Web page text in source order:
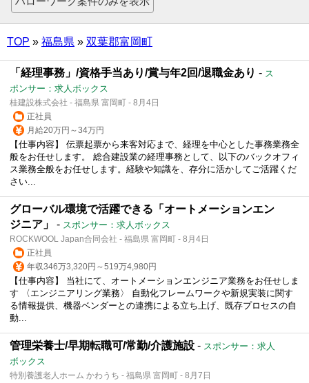
TOP » 福島県 » 双葉郡富岡町
「経理事務」/資格手当あり/賞与年2回/退職金あり - ス
ポンサー：求人ボックス
桂建設株式会社 - 福島県 富岡町 - 8月4日
正社員
月給20万円～34万円
【仕事内容】 伝票起票から来客対応まで、経理を中心とした事務業務全
般をお任せします。 総合建設業の経理事務として、以下のバックオフィ
ス業務全般をお任せします。経験や知識を、存分に活かしてご活躍くだ
さい...
グローバル環境で活躍できる「オートメーションエン
ジニア」
- スポンサー：求人ボックス
ROCKWOOL Japan合同会社 - 福島県 富岡町 - 8月4日
正社員
年収346万3,320円～519万4,980円
【仕事内容】 当社にて、オートメーションエンジニア業務をお任せしま
す 〈エンジニアリング業務〉 自動化フレームワークや新規実装に関す
る情報提供、機器ベンダーとの連携による立ち上げ、既存プロセスの自
動...
管理栄養士/早期転職可/常勤/介護施設 - スポンサー：求人
ボックス
特別養護老人ホーム かわうち - 福島県 富岡町 - 8月7日